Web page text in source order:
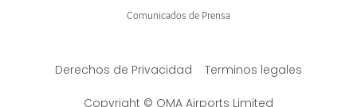
Comunicados de Prensa
Derechos de Privacidad Terminos legales
Copyright © OMA Airports Limited